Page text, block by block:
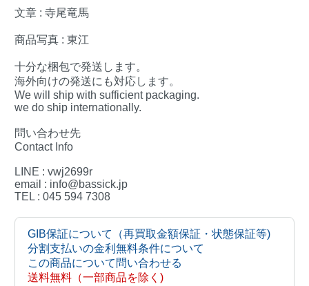
文章 : 寺尾竜馬
商品写真 : 東江
十分な梱包で発送します。
海外向けの発送にも対応します。
We will ship with sufficient packaging.
we do ship internationally.
問い合わせ先
Contact Info
LINE : vwj2699r
email : info@bassick.jp
TEL : 045 594 7308
GIB保証について（再買取金額保証・状態保証等)
分割支払いの金利無料条件について
この商品について問い合わせる
送料無料（一部商品を除く)